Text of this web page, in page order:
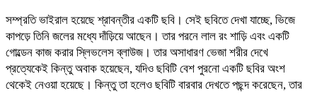
সম্প্রতি ভাইরাল হয়েছে শ্রাবন্তীর একটি ছবি। সেই ছবিতে দেখা যাচ্ছে, ভিজে
কাপড়ে তিনি জলের মধ্যে দাঁড়িয়ে আছেন। তার পরনে লাল রং শাড়ি এবং একটি
গোল্ডেন কাজ করার স্লিভলেস ব্লাউজ। তার অসাধারণ ভেজা শরীর দেখে
প্রত্যেকেই কিন্তু অবাক হয়েছেন, যদিও ছবিটি বেশ পুরনো একটি ছবির অংশ
থেকেই নেওয়া হয়েছে। কিন্তু তা হলেও ছবিটি বারবার দেখতে পছন্দ করেছেন, তার